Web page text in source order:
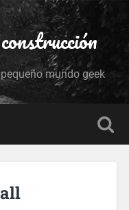
mundo geek